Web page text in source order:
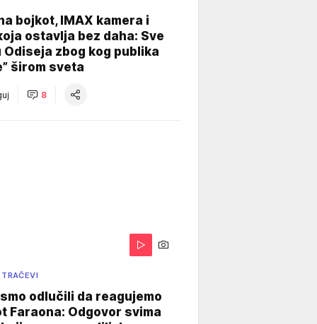
bojkot, IMAX kamera i
ostavlja bez daha: Sve
Odiseja zbog kog publika
širom sveta
8
odlučili da reagujemo
Faraona: Odgovor svima